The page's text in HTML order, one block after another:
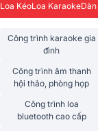
Loa KéoLoa Karaoke
Công trình karaoke gia
đình
Công trình âm thanh
hội thảo, phòng họp
Công trình loa
bluetooth cao cấp